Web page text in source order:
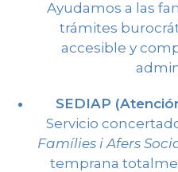
Ayudamos a las
trámites
accesible y
SEDIAP
Servicio
Famílies i Afers
temprana